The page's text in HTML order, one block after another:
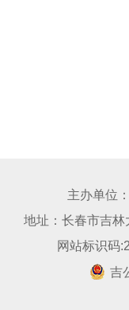
主办单位
地址：长春市吉
网站标识码
吉